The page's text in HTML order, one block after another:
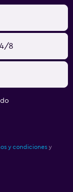
8
y condiciones y